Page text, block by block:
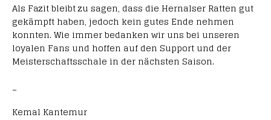
Als Fazit bleibt zu sagen, dass die Hernalser Ratten gut
gekämpft haben, jedoch kein gutes Ende nehmen
konnten. Wie immer bedanken wir uns bei unseren
loyalen Fans und hoffen auf den Support und der
Meisterschaftsschale in der nächsten Saison.
_
Kemal Kantemur